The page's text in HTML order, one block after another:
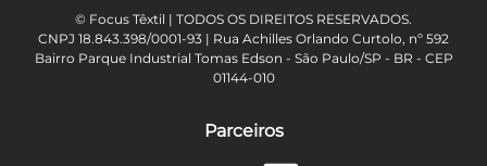
© Focus Têxtil | TODOS OS DIREITOS RESERVADOS.
CNPJ 18.843.398/0001-93 | Rua Achilles Orlando Curtolo, nº 592
Bairro Parque Industrial Tomas Edson - São Paulo/SP - BR - CEP
01144-010
Parceiros